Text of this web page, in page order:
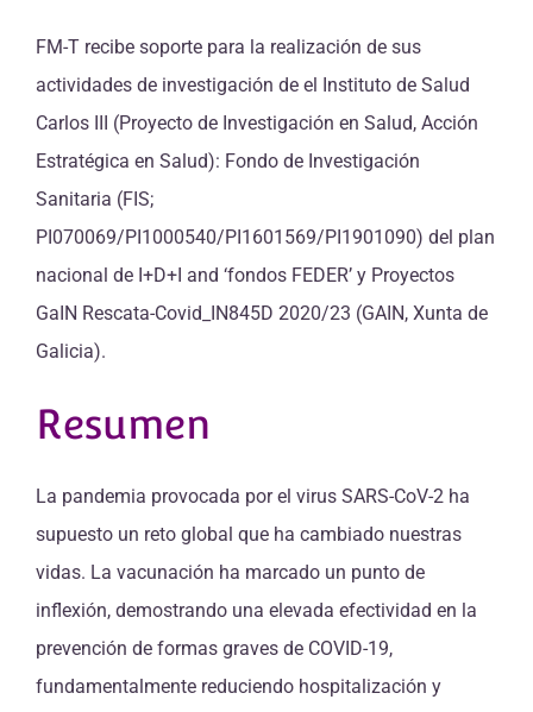
FM-T recibe soporte para la realización de sus
actividades de investigación de el Instituto de Salud
Carlos III (Proyecto de Investigación en Salud, Acción
Estratégica en Salud): Fondo de Investigación
Sanitaria (FIS;
PI070069/PI1000540/PI1601569/PI1901090) del plan
nacional de I+D+I and ‘fondos FEDER’ y Proyectos
GaIN Rescata-Covid_IN845D 2020/23 (GAIN, Xunta de
Galicia).
Resumen
La pandemia provocada por el virus SARS-CoV-2 ha
supuesto un reto global que ha cambiado nuestras
vidas. La vacunación ha marcado un punto de
inflexión, demostrando una elevada efectividad en la
prevención de formas graves de COVID-19,
fundamentalmente reduciendo hospitalización y